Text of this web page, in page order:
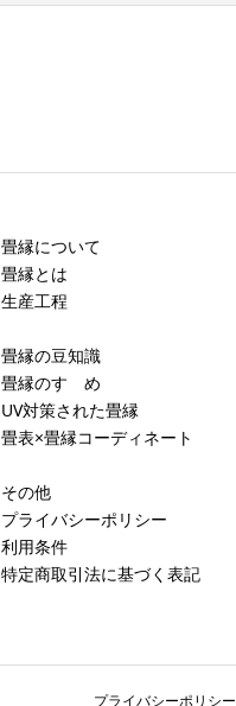
畳縁について
畳縁とは
生産工程
畳縁の豆知識
畳縁のすゝめ
UV対策された畳縁
畳表×畳縁コーディネート
その他
プライバシーポリシー
利用条件
特定商取引法に基づく表記
プライバシーポリシー